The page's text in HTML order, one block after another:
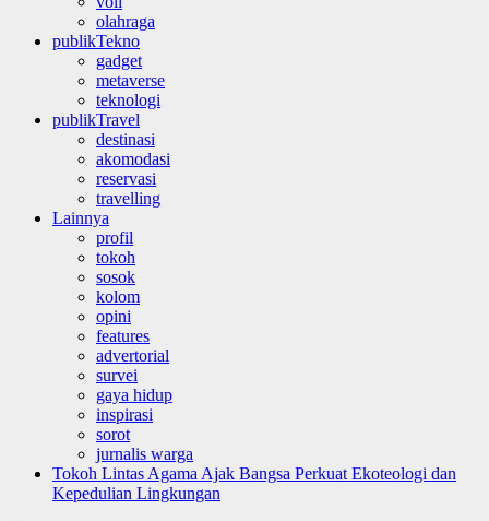
olahraga
publikTekno
gadget
metaverse
teknologi
publikTravel
destinasi
akomodasi
reservasi
travelling
Lainnya
profil
tokoh
sosok
kolom
opini
features
advertorial
survei
gaya hidup
inspirasi
sorot
jurnalis warga
Tokoh Lintas Agama Ajak Bangsa Perkuat Ekoteologi dan
Kepedulian Lingkungan